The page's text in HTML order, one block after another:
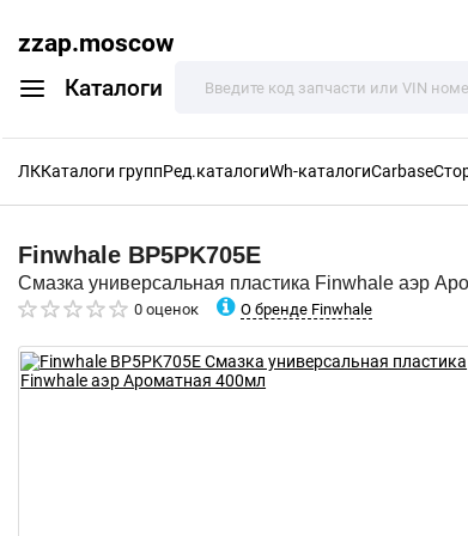
zzap.moscow
Каталоги
ЛККаталоги группРед.каталогиWh-каталогиCarbase
Finwhale BP5PK705E
Смазка универсальная пластика Finwhale аэр
0 оценок О бренде Finwhale